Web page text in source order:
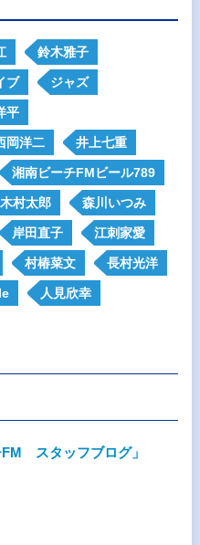
鈴木雅子
ブ ジャズ
平
岡洋二 井上七重
湘南ビーチFMビール789
木村太郎 森川いつみ
岸田直子 江刺家愛
村椿菜文 長村光洋
人見欣幸
スタッフブログ」